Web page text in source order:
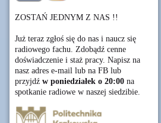
ZOSTAŃ JEDNYM Z NAS !!
Już teraz zgłoś się do nas i naucz się
radiowego fachu. Zdobądź cenne
doświadczenie i staż pracy. Napisz na
nasz adres e-mail lub na FB lub
przyjdź w poniedziałek o 20:00 na
spotkanie radiowe w naszej siedzibie.